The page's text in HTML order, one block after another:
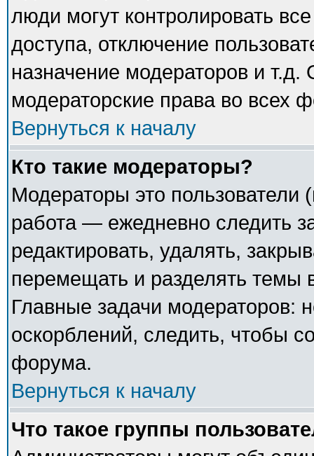
люди могут контролировать
доступа, отключение
назначение модераторов и
модераторские права во всех
Вернуться к началу
Кто такие модераторы?
Модераторы это пользователи
работа — ежедневно следить
редактировать, удалять,
перемещать и разделять темы
Главные задачи модераторов:
оскорблений, следить, чтобы
форума.
Вернуться к началу
Что такое группы